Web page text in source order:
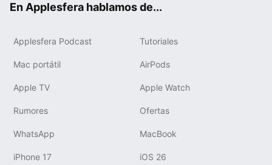
En Applesfera hablamos de...
Applesfera Podcast Tutoriales
Mac portátil AirPods
Apple TV Apple Watch
Rumores Ofertas
WhatsApp MacBook
iPhone 17 iOS 26